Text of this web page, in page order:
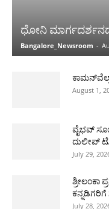
ಧೋನಿ
Bangalore_Newsroom -
August 1,
ವೈಭವ್
ದುಲೀಪ್
July 29,
ಶ್ರೀಲಂಕಾ
ಕನ್ನಡಿಗರಿಗೆ
July 28,